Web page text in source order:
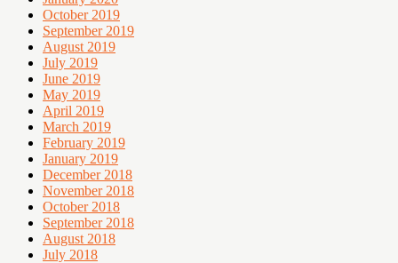
October 2019
September 2019
August 2019
July 2019
June 2019
May 2019
April 2019
March 2019
February 2019
January 2019
December 2018
November 2018
October 2018
September 2018
August 2018
July 2018